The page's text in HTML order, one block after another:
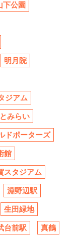
下公園
明月院
ジアム
みらい
ドポーターズ
館
スタジアム
淵野辺駅
生田緑地
台前駅 真鶴